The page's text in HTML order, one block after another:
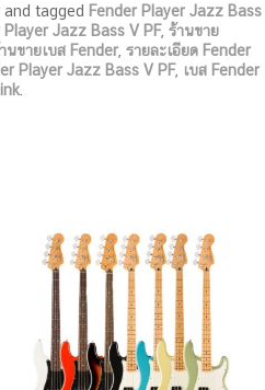
and tagged Fender Player Jazz Bass
Player Jazz Bass V PF, ร้านขาย
นขายเบส Fender รายละเอียด Fender
Player Jazz Bass V PF, เบส Fender